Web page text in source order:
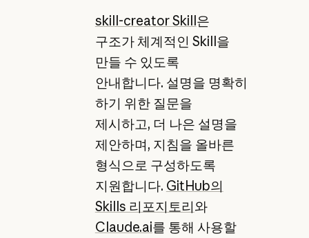
skill-creator Skill은
구조가 체계적인 Skill을
만들 수 있도록
안내합니다. 설명을 명확히
하기 위한 질문을
제시하고, 더 나은 설명을
제안하며, 지침을 올바른
형식으로 구성하도록
지원합니다. GitHub의
Skills 리포지토리와
Claude.ai를 통해 사용할